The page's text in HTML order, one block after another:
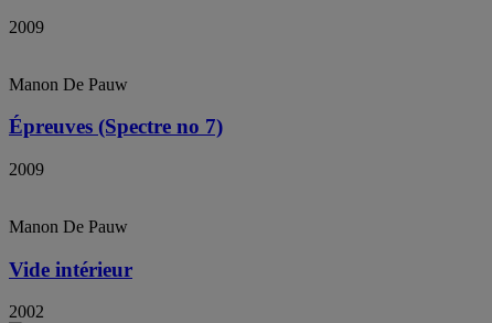
2009
Manon De Pauw
Épreuves (Spectre no 7)
2009
Manon De Pauw
Vide intérieur
2002